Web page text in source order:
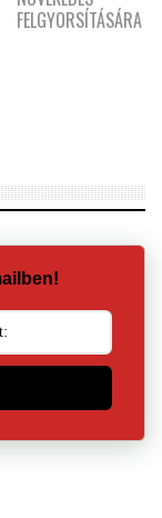
FELGYORSÍTÁSÁRA